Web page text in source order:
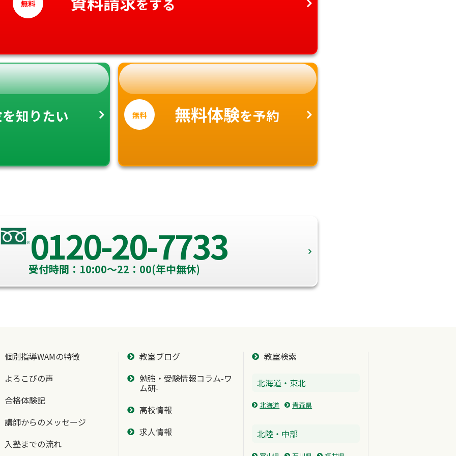
無料 をする
を知りたい 無料 無料体験を予約
0120-20-7733
受付時間：10:00～22：00(年中無休)
個別指導WAMの特徴
よろこびの声
合格体験記
講師からのメッセージ
入塾までの流れ
教室ブログ
勉強・受験情報コラム-ワ
ム研-
高校情報
求人情報
教室検索
北海道・東北
北海道 青森県
北陸・中部